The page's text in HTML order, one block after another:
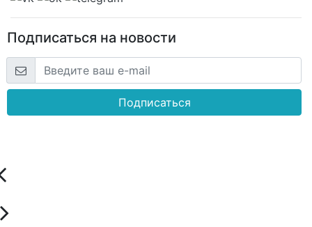
Подписаться на новости
Подписаться